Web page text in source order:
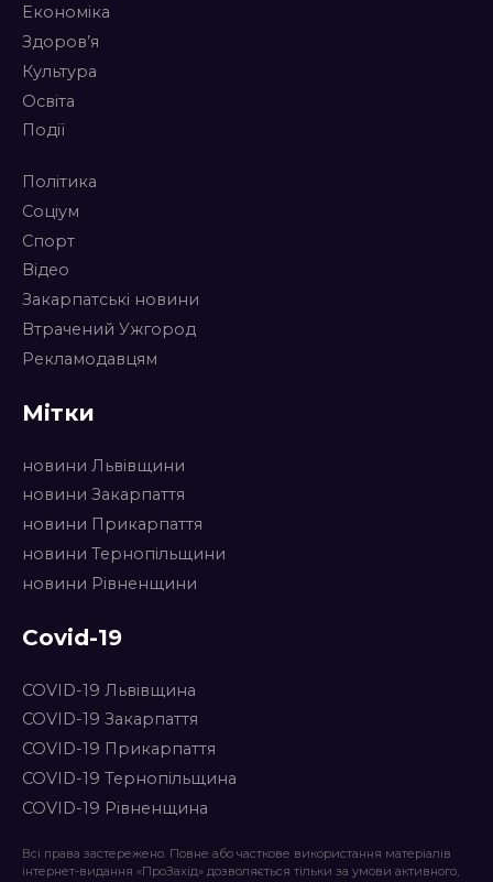
Економіка
Здоров’я
Культура
Освіта
Події
Політика
Соціум
Спорт
Відео
Закарпатські новини
Втрачений Ужгород
Рекламодавцям
Мітки
новини Львівщини
новини Закарпаття
новини Прикарпаття
новини Тернопільщини
новини Рівненщини
Covid-19
COVID-19 Львівщина
COVID-19 Закарпаття
COVID-19 Прикарпаття
COVID-19 Тернопільщина
COVID-19 Рівненщина
Всі права застережено. Повне або часткове використання матеріалів
інтернет-видання «ПроЗахід» дозволяється тільки за умови активного,